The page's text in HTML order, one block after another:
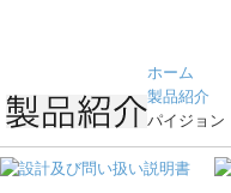
ホーム
製品紹介
パイジョン